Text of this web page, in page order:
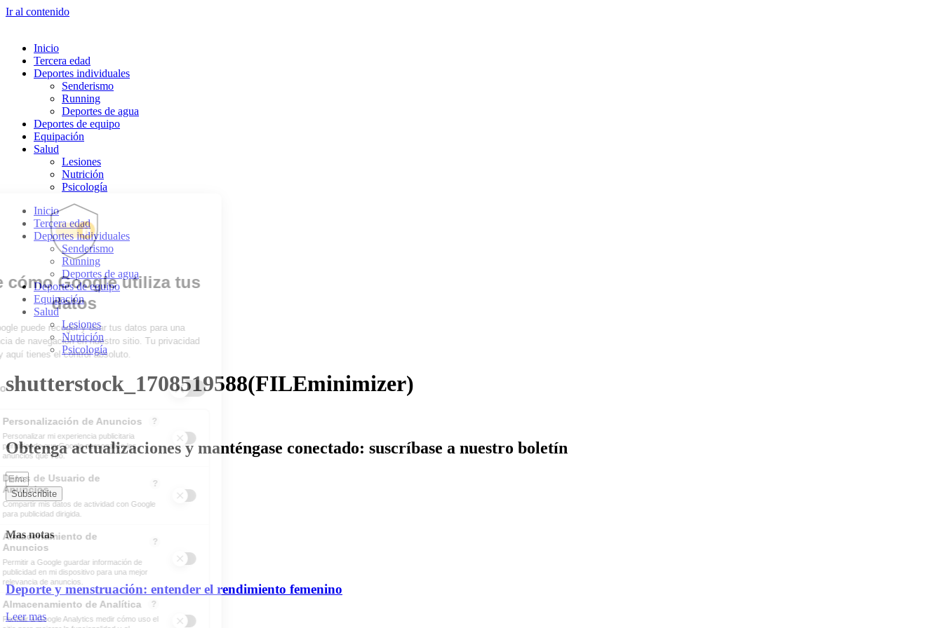
Ir al contenido
Inicio
Tercera edad
Deportes individuales
Senderismo
Running
Deportes de agua
Deportes de equipo
Equipación
Salud
Lesiones
Nutrición
Psicología
Inicio
Tercera edad
Deportes individuales
Senderismo
Running
Deportes de agua
Deportes de equipo
Equipación
Salud
Lesiones
Nutrición
Psicología
shutterstock_1708519588(FILEminimizer)
Obtenga actualizaciones y manténgase conectado: suscríbase a nuestro boletín
Subscribite
Mas notas
Deporte y menstruación: entender el rendimiento femenino
Leer mas